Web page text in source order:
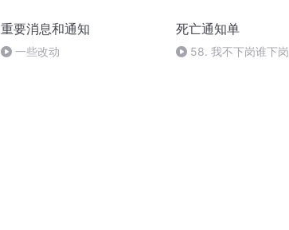
重要消息和通知
一些改动
死亡通知单
58. 我不下岗谁下岗